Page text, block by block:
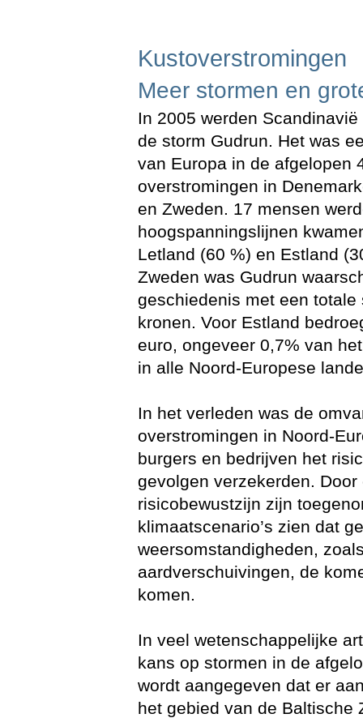
Kustoverstromingen
Meer stormen en
In 2005 werden
de storm Gudrun. Het was
van Europa in de afgelopen
overstromingen in
en Zweden. 17 mensen
hoogspanningslijnen
Letland (60 %) en Estland
Zweden was Gudrun
geschiedenis met een
kronen. Voor Estland
euro, ongeveer 0,7% van
in alle Noord-Europese
In het verleden was de
overstromingen in Noord-
burgers en bedrijven het
gevolgen verzekerden.
risicobewustzijn zijn
klimaatscenario’s zien dat
weersomstandigheden,
aardverschuivingen, de
komen.
In veel wetenschappelijke
kans op stormen in de
wordt aangegeven dat er
het gebied van de Baltische